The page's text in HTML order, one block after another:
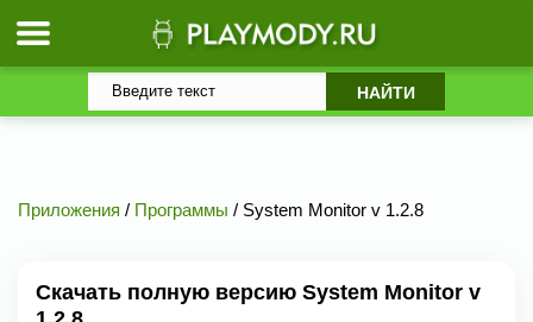
Приложения / Программы / System Monitor v 1.2.8
Скачать полную версию System Monitor v